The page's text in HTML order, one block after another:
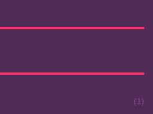
(1)